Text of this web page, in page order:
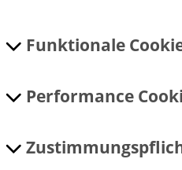
w/d) K&S
der K&S Seniorenresidenz
Funktionale
Performance